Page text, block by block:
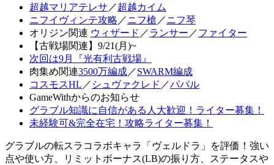
超越マリアテレサ ／超越カイム
ニフイヴィンテ攻略 ／ニフ槍 ／ニフ琴
オリジン関連 ウィザード ／ランサー ／ファイター
【古戦場関連】9/21(月)~
次回は9月『光有利古戦場』
肉集め関連3500万編成／SWARM編成
コスモスHL ／ シュヴァクレド ／パパル
GameWithからのお知らせ
グラブル知識に自信がある人大歓迎！ライター募集！
未経験可&完全在宅！攻略ライター募集！
グラブルの転スラコラボキャラ「ヴェルドラ」を評価！強い
点や使い方、リミットボーナス(LB)の振り方、ステータスや